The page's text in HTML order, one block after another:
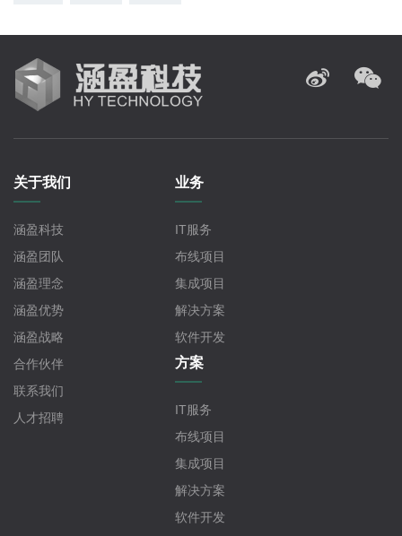
关于我们
涵盈科技
涵盈团队
涵盈理念
涵盈优势
涵盈战略
合作伙伴
联系我们
人才招聘
业务
IT服务
布线项目
集成项目
解决方案
软件开发
方案
IT服务
布线项目
集成项目
解决方案
软件开发